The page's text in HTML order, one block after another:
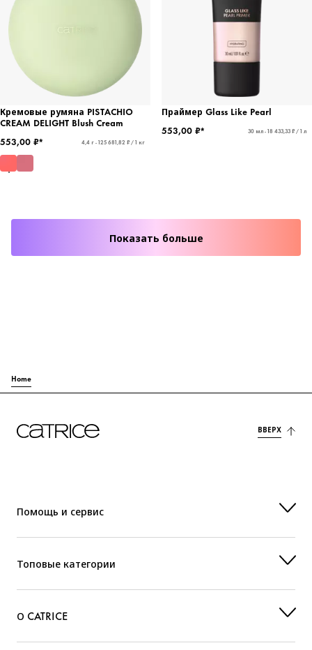
Кремовые румяна PISTACHIO
CREAM DELIGHT Blush Cream
553,00 ₽*
4,4 г - 125 681,82 ₽ / 1 кг
Праймер Glass Like Pearl
553,00 ₽*
30 мл - 18 433,33 ₽ / 1 л
Показать больше
Home
ВВЕРХ
Помощь и сервис
Топовые категории
О CATRICE